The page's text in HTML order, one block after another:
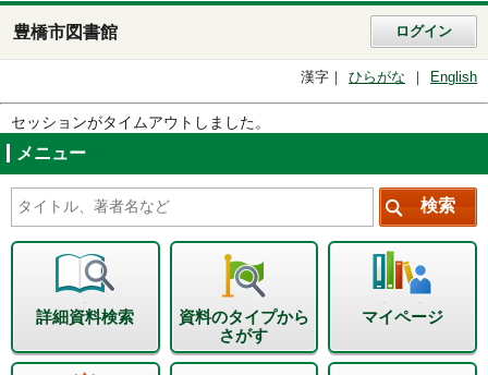
豊橋市図書館 ログイン
漢字 ひらがな English
セッションがタイムアウトしました。
メニュー
詳細資料検索
資料のタイプから
さがす
マイページ